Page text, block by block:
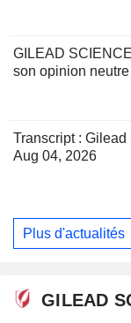
GILEAD
son opinion neutre
Transcript :
Aug 04, 2026
Plus d'actualités
GILEAD